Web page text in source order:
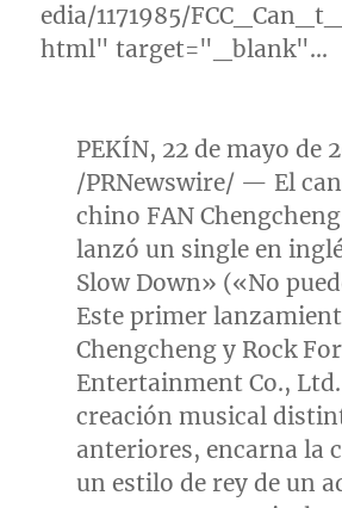
edia/1171985/
html" target="_blank"…
PEKÍN, 22 de mayo de
/PRNewswire/ — El
chino FAN
lanzó un single en
Slow Down» («No
Este primer
Chengcheng y Rock
Entertainment Co.,
creación musical
anteriores, encarna la
un estilo de rey de un